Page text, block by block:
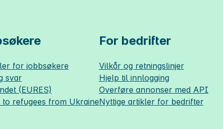
for jobbsøkere
svar
(EURES)
refugees from Ukraine
For bedrifter
Vilkår og retningslinjer
Hjelp til innlogging
Overføre annonser med API
Nyttige artikler for bedrifter